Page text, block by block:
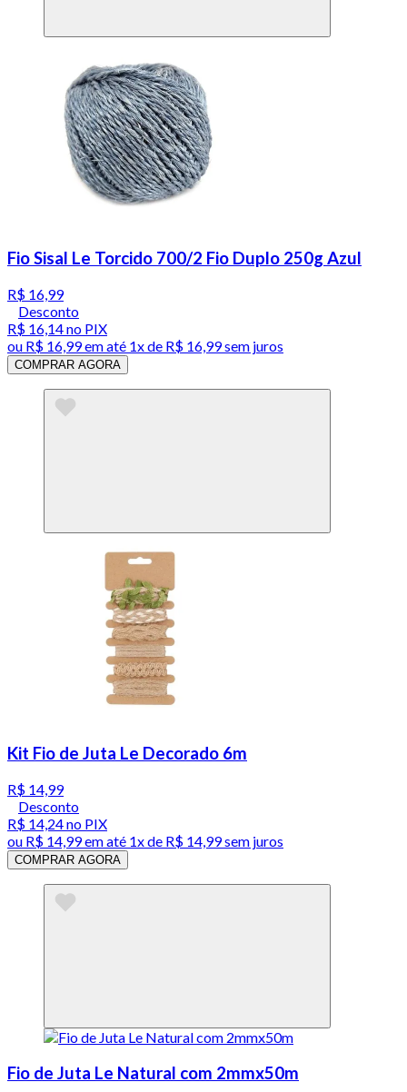
Fio Sisal Le Torcido 700/2 Fio Duplo 250g Azul
R$ 16,99
Desconto
R$ 16,14no PIX
ou R$ 16,99em até 1x de R$ 16,99sem juros
COMPRAR AGORA
Kit Fio de Juta Le Decorado 6m
R$ 14,99
Desconto
R$ 14,24no PIX
ou R$ 14,99em até 1x de R$ 14,99sem juros
COMPRAR AGORA
Fio de Juta Le Natural com 2mmx50m